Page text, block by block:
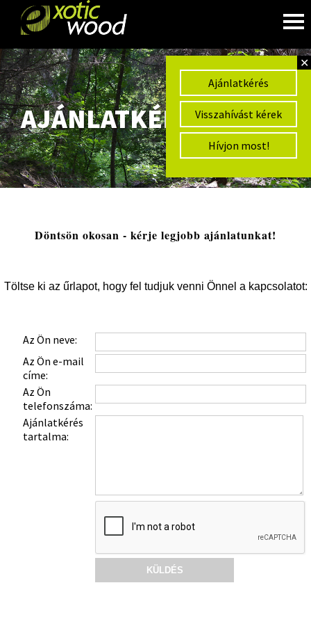
✕
Ajánlatkérés
Visszahívást kérek
Hívjon most!
AJÁNLATKÉRÉS
Döntsön okosan - kérje legjobb ajánlatunkat!
Töltse ki az űrlapot, hogy fel tudjuk venni Önnel a kapcsolatot:
Az Ön neve:
Az Ön e-mail
címe:
Az Ön
telefonszáma:
Ajánlatkérés
tartalma: